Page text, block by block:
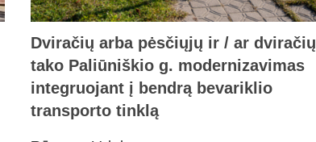
Dviračių arba pėsčiųjų ir / ar dviračių
tako Paliūniškio g. modernizavimas
integruojant į bendrą bevariklio
transporto tinklą